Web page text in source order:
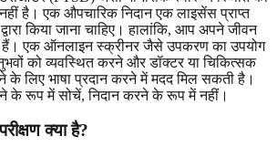
है। एक औपचारिक निदान एक लाइसेंस प्राप्त
किया जाना चाहिए। हालांकि, आप अपने जीवन
हैं। एक ऑनलाइन स्क्रीनर जैसे उपकरण का उपयोग
को व्यवस्थित करने और डॉक्टर या चिकित्सक
के लिए भाषा प्रदान करने में मदद मिल सकती है।
के रूप में सोचें, निदान करने के रूप में नहीं।
क्या है?